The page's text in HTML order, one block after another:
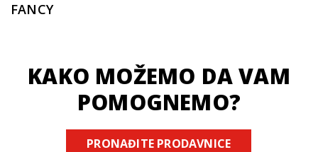
FANCY
KAKO MOŽEMO DA VAM
POMOGNEMO?
PRONAĐITE PRODAVNICE